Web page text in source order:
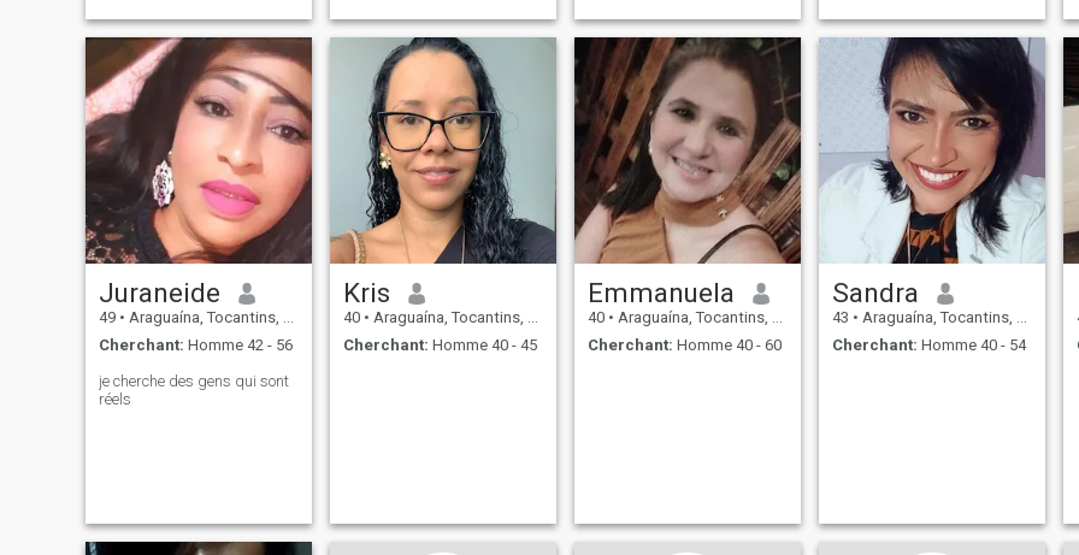
Juraneide
49 • Araguaína, Tocantins, Brésil
Cherchant: Homme 42 - 56
je cherche des gens qui sont
réels
Kris
40 • Araguaína, Tocantins, Brésil
Cherchant: Homme 40 - 45
Emmanuela
40 • Araguaína, Tocantins, Brésil
Cherchant: Homme 40 - 60
Sandra
43 • Araguaína, Tocantins, Brésil
Cherchant: Homme 40 - 54